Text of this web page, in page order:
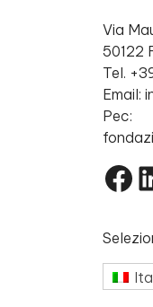
Via
50122
Tel.
Email:
Pec: